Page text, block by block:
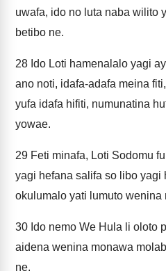
uwafa, ido no luta naba wilito
betibo ne.
28 Ido Loti hamenalalo yagi
ano noti, idafa-adafa meina
yufa idafa hifiti, numunatina
yowae.
29 Feti minafa, Loti Sodomu
yagi hefana salifa so libo yagi
okulumalo yati lumuto wenina
30 Ido nemo We Hula li oloto
aidena wenina monawa
ne.